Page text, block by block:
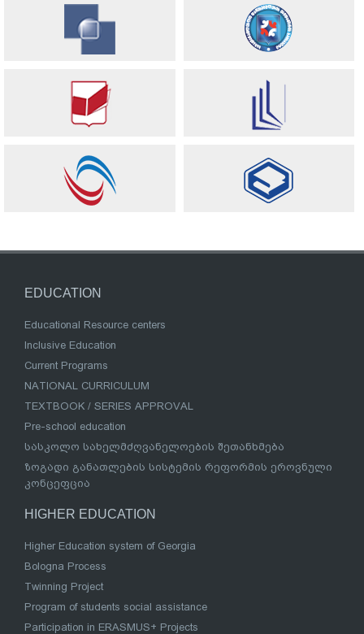
EDUCATION
Educational Resource centers
Inclusive Education
Current Programs
NATIONAL CURRICULUM
TEXTBOOK / SERIES APPROVAL
Pre-school education
სასკოლო სახელმძღვანელოების შეთანხმება
ზოგადი განათლების სისტემის რეფორმის ეროვნული
კონცეფცია
HIGHER EDUCATION
Higher Education system of Georgia
Bologna Process
Twinning Project
Program of students social assistance
Participation in ERASMUS+ Projects